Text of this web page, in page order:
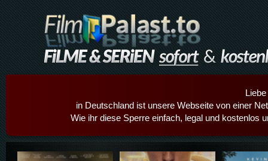
in Deutschland ist unsere Webseite von einer
Wie ihr diese Sperre einfach, legal und kostenlos